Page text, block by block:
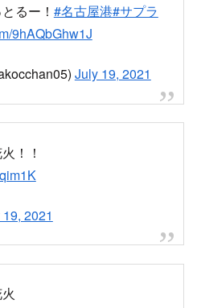
るー！ #名古屋港#サプラ
9hAQbGhw1J
July 19, 2021
！！
2021